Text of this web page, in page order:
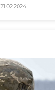
21.02.2024